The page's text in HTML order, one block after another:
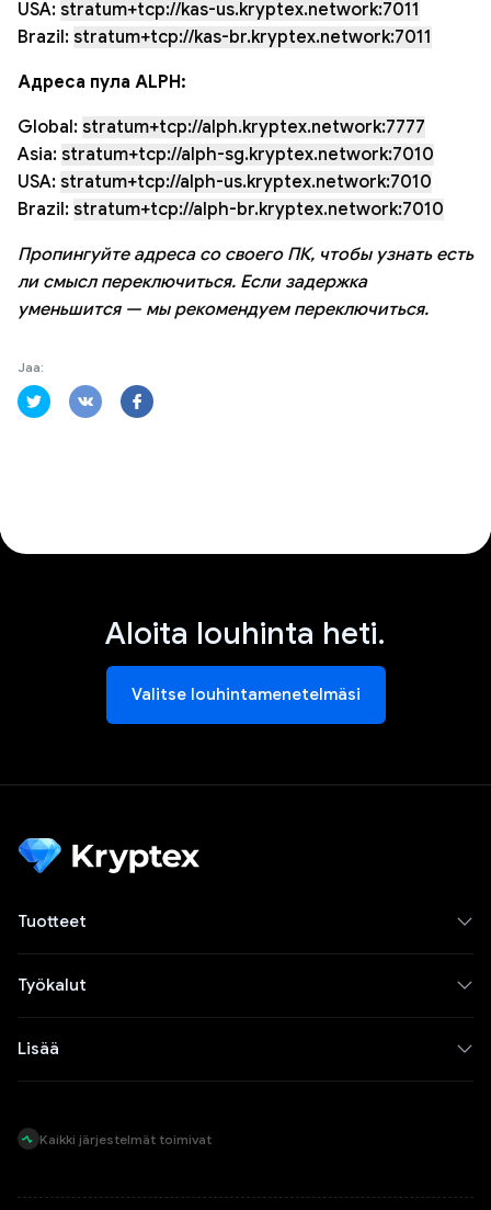
USA: stratum+tcp://kas-us.kryptex.network:7011
Brazil: stratum+tcp://kas-br.kryptex.network:7011
Адреса пула ALPH:
Global: stratum+tcp://alph.kryptex.network:7777
Asia: stratum+tcp://alph-sg.kryptex.network:7010
USA: stratum+tcp://alph-us.kryptex.network:7010
Brazil: stratum+tcp://alph-br.kryptex.network:7010
Пропингуйте адреса со своего ПК, чтобы узнать есть
ли смысл переключиться. Если задержка
уменьшится — мы рекомендуем переключиться.
Jaa:
Aloita louhinta heti.
Valitse louhintamenetelmäsi
Tuotteet
Työkalut
Lisää
Kaikki järjestelmät toimivat